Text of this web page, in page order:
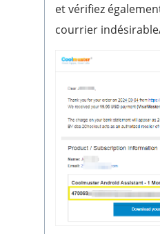
et vérifiez
courrier